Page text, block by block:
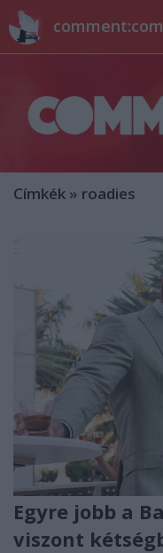
comment:com
Címkék » roadies
Egyre jobb a
viszont